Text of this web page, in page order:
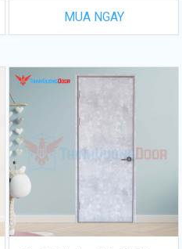
MUA NGAY